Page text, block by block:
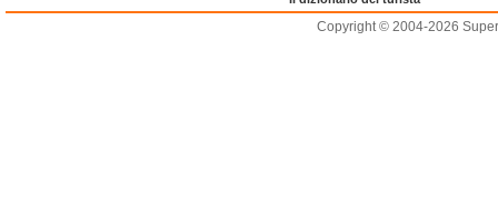
Copyright © 2004-2026